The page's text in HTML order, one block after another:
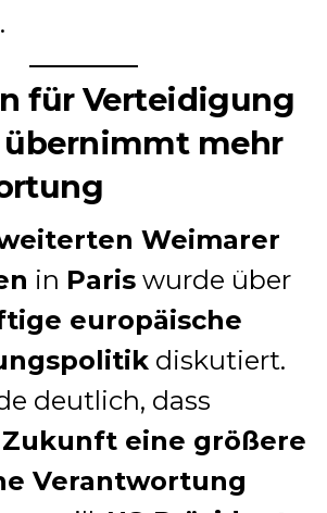
für Verteidigung
übernimmt mehr
Weimarer
in Pariswurde über
europäische
diskutiert.
deutlich, dass
Zukunft eine größere
Verantwortung